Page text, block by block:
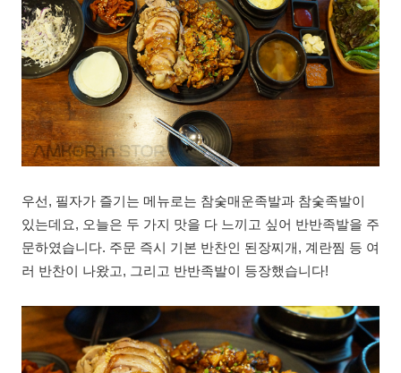
우선, 필자가 즐기는 메뉴로는 참숯매운족발과 참숯족발이
있는데요, 오늘은 두 가지 맛을 다 느끼고 싶어 반반족발을 주
문하였습니다. 주문 즉시 기본 반찬인 된장찌개, 계란찜 등 여
러 반찬이 나왔고, 그리고 반반족발이 등장했습니다!